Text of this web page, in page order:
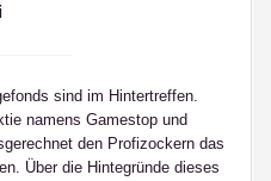
sind im Hintertreffen.
namens Gamestop und
den Profizockern das
Über die Hintegründe dieses